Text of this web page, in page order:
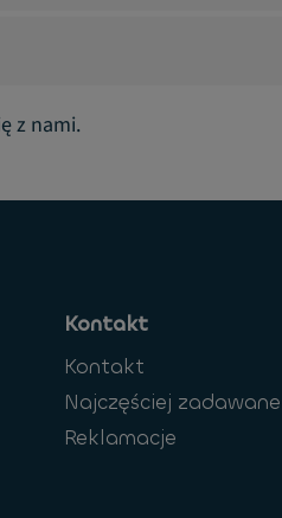
z nami.
Kontakt
Kontakt
Najczęściej
Reklamacje